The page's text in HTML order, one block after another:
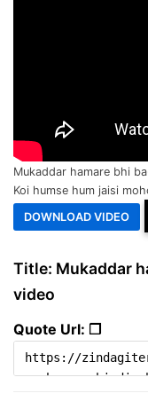
Mukaddar hamare bhi
Koi humse hum jaisi
Title: Mukaddar
video
Quote Url: ❐